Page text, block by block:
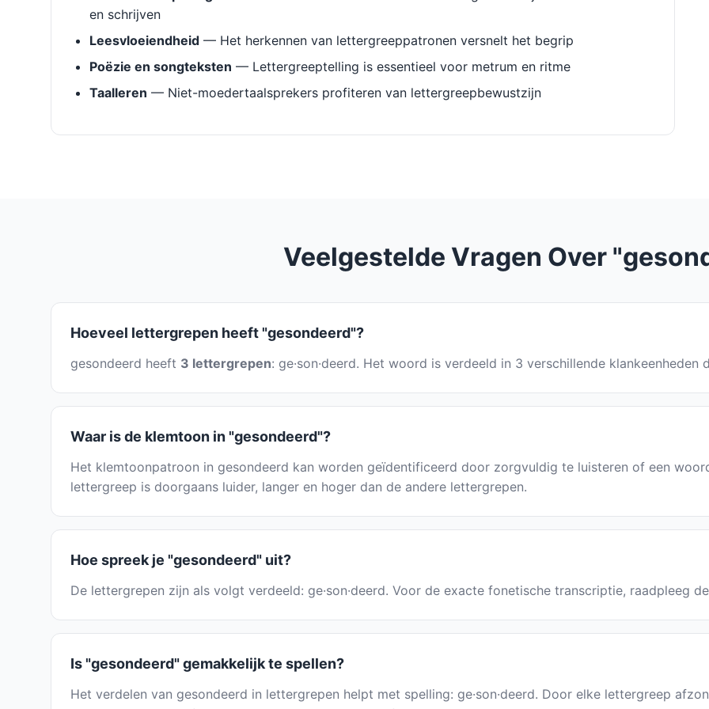
en schrijven
Leesvloeiendheid — Het herkennen van lettergreeppatronen versnelt het begrip
Poëzie en songteksten — Lettergreeptelling is essentieel voor metrum en ritme
Taalleren — Niet-moedertaalsprekers profiteren van lettergreepbewustzijn
Veelgestelde Vragen Over
Hoeveel lettergrepen heeft "gesondeerd"?
gesondeerd heeft 3 lettergrepen: ge·son·deerd. Het woord is verdeeld in 3 verschillende
Waar is de klemtoon in "gesondeerd"?
Het klemtoonpatroon in gesondeerd kan worden geïdentificeerd door zorgvuldig te luisteren of een
lettergreep is doorgaans luider, langer en hoger dan de andere lettergrepen.
Hoe spreek je "gesondeerd" uit?
De lettergrepen zijn als volgt verdeeld: ge·son·deerd. Voor de exacte fonetische transcriptie, raadpleeg
Is "gesondeerd" gemakkelijk te spellen?
Het verdelen van gesondeerd in lettergrepen helpt met spelling: ge·son·deerd. Door elke lettergreep